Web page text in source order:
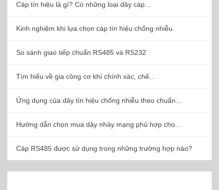
Cáp tín hiệu là gì? Có những loại dây cáp...
Kinh nghiệm khi lựa chọn cáp tín hiệu chống nhiễu
So sánh giao tiếp chuẩn RS485 và RS232
Tìm hiểu về gia công cơ khí chính xác, chế...
Ứng dụng của dây tín hiệu chống nhiễu theo chuẩn...
Hướng dẫn chọn mua dây nhảy mạng phù hợp cho...
Cáp RS485 được sử dụng trong những trường hợp nào?